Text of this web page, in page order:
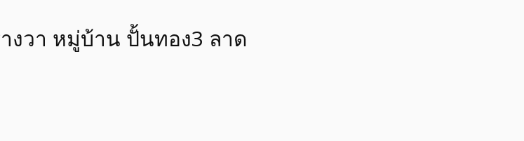
งวา หมู่บ้าน ปั้นทอง3 ลาด